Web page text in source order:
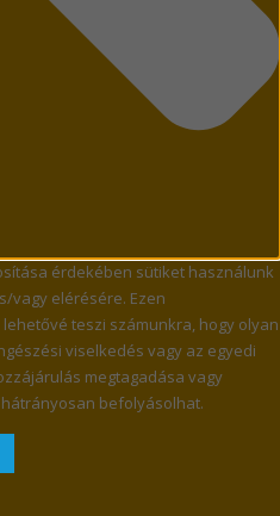
érdekében sütiket használunk
vagy elérésére. Ezen
teszi számunkra, hogy olyan
viselkedés vagy az egyedi
megtagadása vagy
befolyásolhat.